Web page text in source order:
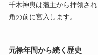
千木神輿は藩主から拝領さ
角の前に宮入します。
元禄年間から続く歴史